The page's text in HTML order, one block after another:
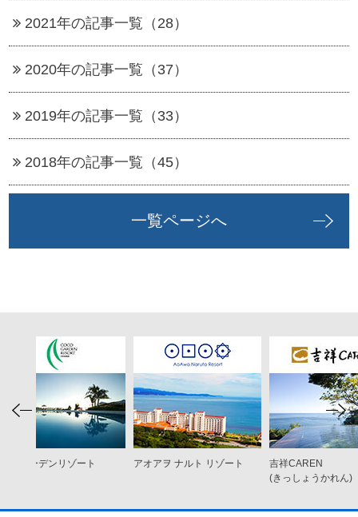
2021年の記事一覧（28）
2020年の記事一覧（37）
2019年の記事一覧（33）
2018年の記事一覧（45）
一覧ページへ
コ ガーデンリゾート
アオアヲ ナルト リゾート
吉祥CAREN
(きっしょうかれん)